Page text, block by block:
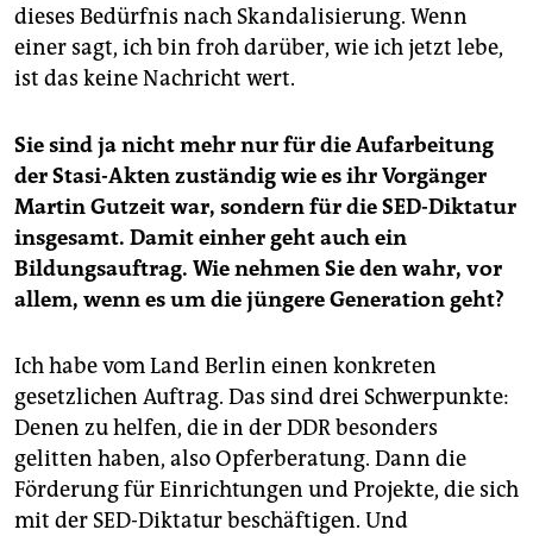
dieses Bedürfnis nach Skandalisierung. Wenn
einer sagt, ich bin froh darüber, wie ich jetzt lebe,
ist das keine Nachricht wert.
Sie sind ja nicht mehr nur für die Aufarbeitung
der Stasi-Akten zuständig wie es ihr Vorgänger
Martin Gutzeit war, sondern für die SED-Diktatur
insgesamt. Damit einher geht auch ein
Bildungsauftrag. Wie nehmen Sie den wahr, vor
allem, wenn es um die jüngere Generation geht?
Ich habe vom Land Berlin einen konkreten
gesetzlichen Auftrag. Das sind drei Schwerpunkte:
Denen zu helfen, die in der DDR besonders
gelitten haben, also Opferberatung. Dann die
Förderung für Einrichtungen und Projekte, die sich
mit der SED-Diktatur beschäftigen. Und